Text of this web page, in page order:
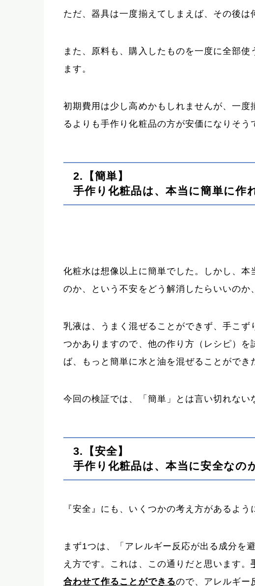
ただ、器具は一度揃えてしまえば、その後は
また、原料も、購入したものを一度に全部
ます。
初期費用は少し高めかもしれませんが、一
るよりも手作り化粧品の方が安価になりそう
2.【簡単】
手作り化粧品は、本当に簡単に作
化粧水は想像以上に簡単でした。しかし、
のか、という不安をどう解消したらいいのか
乳液は、うまく混ぜることができず、手こず
つかありますので、他の作り方（レシピ）を
ば、もっと簡単に水と油を混ぜることができ
今回の検証では、「簡単」とは言い切れない
3.【安全】
手作り化粧品は、本当に安全なの
『安全』にも、いくつかの考え方があるよう
まず1つは、「アレルギー反応が出る成分を
え方です。これは、この通りだと思います。
合わせて作ることができるので、アレルギー